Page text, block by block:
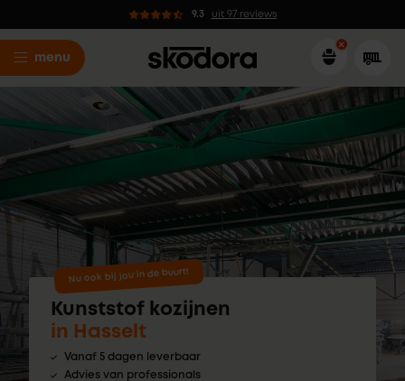
9.3 uit 97 reviews
menu
Nu ook bij jou in de buurt!
Kunststof kozijnen
in Hasselt
Vanaf 5 dagen leverbaar
Advies van professionals